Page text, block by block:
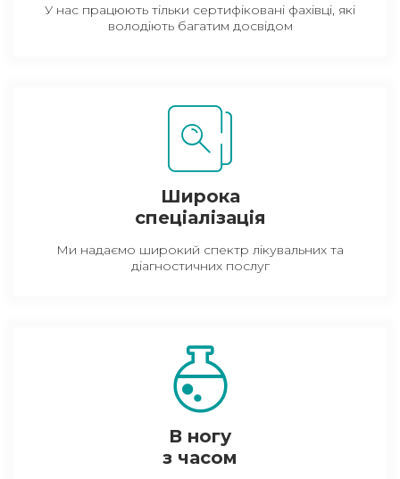
У нас працюють тільки сертифіковані фахівці, які
володіють багатим досвідом
Широка
спеціалізація
Ми надаємо широкий спектр лікувальних та
діагностичних послуг
В ногу
з часом